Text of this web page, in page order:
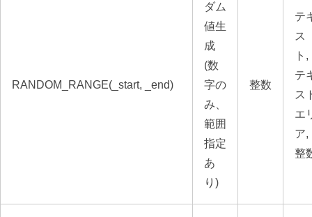
RANDOM_RANGE(_start, _end)
ダム
値生
成
(数
字の
み、
範囲
指定
あ
り)
整数
テ
ス
ト,
テ
ス
エ
ア,
整